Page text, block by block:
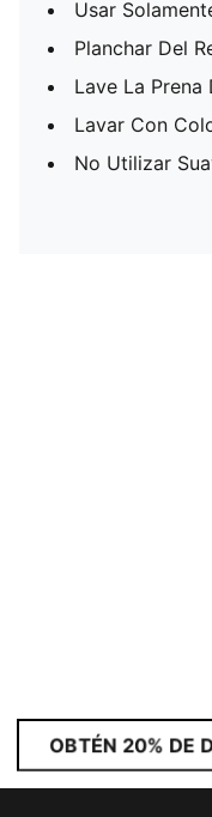
Usar
Planchar Del
Lave La Prena
Lavar Con
No Utilizar
OBTÉN 20% DE